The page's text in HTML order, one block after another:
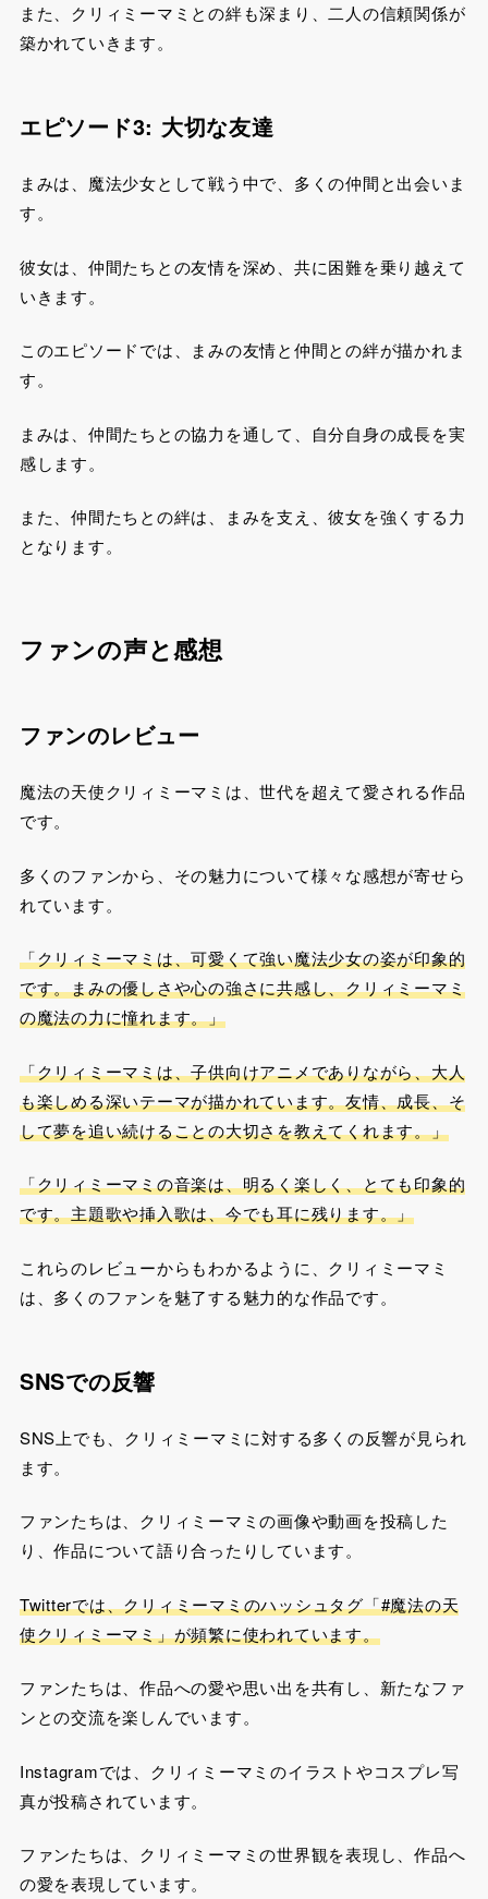
また、クリィミーマミとの絆も深まり、二人の信頼関係が
築かれていきます。
エピソード3: 大切な友達
まみは、魔法少女として戦う中で、多くの仲間と出会いま
す。
彼女は、仲間たちとの友情を深め、共に困難を乗り越えて
いきます。
このエピソードでは、まみの友情と仲間との絆が描かれま
す。
まみは、仲間たちとの協力を通して、自分自身の成長を実
感します。
また、仲間たちとの絆は、まみを支え、彼女を強くする力
となります。
ファンの声と感想
ファンのレビュー
魔法の天使クリィミーマミは、世代を超えて愛される作品
です。
多くのファンから、その魅力について様々な感想が寄せら
れています。
「クリィミーマミは、可愛くて強い魔法少女の姿が印象的
です。まみの優しさや心の強さに共感し、クリィミーマミ
の魔法の力に憧れます。」
「クリィミーマミは、子供向けアニメでありながら、大人
も楽しめる深いテーマが描かれています。友情、成長、そ
して夢を追い続けることの大切さを教えてくれます。」
「クリィミーマミの音楽は、明るく楽しく、とても印象的
です。主題歌や挿入歌は、今でも耳に残ります。」
これらのレビューからもわかるように、クリィミーマミ
は、多くのファンを魅了する魅力的な作品です。
SNSでの反響
SNS上でも、クリィミーマミに対する多くの反響が見られ
ます。
ファンたちは、クリィミーマミの画像や動画を投稿した
り、作品について語り合ったりしています。
Twitterでは、クリィミーマミのハッシュタグ「#魔法の天
使クリィミーマミ」が頻繁に使われています。
ファンたちは、作品への愛や思い出を共有し、新たなファ
ンとの交流を楽しんでいます。
Instagramでは、クリィミーマミのイラストやコスプレ写
真が投稿されています。
ファンたちは、クリィミーマミの世界観を表現し、作品へ
の愛を表現しています。